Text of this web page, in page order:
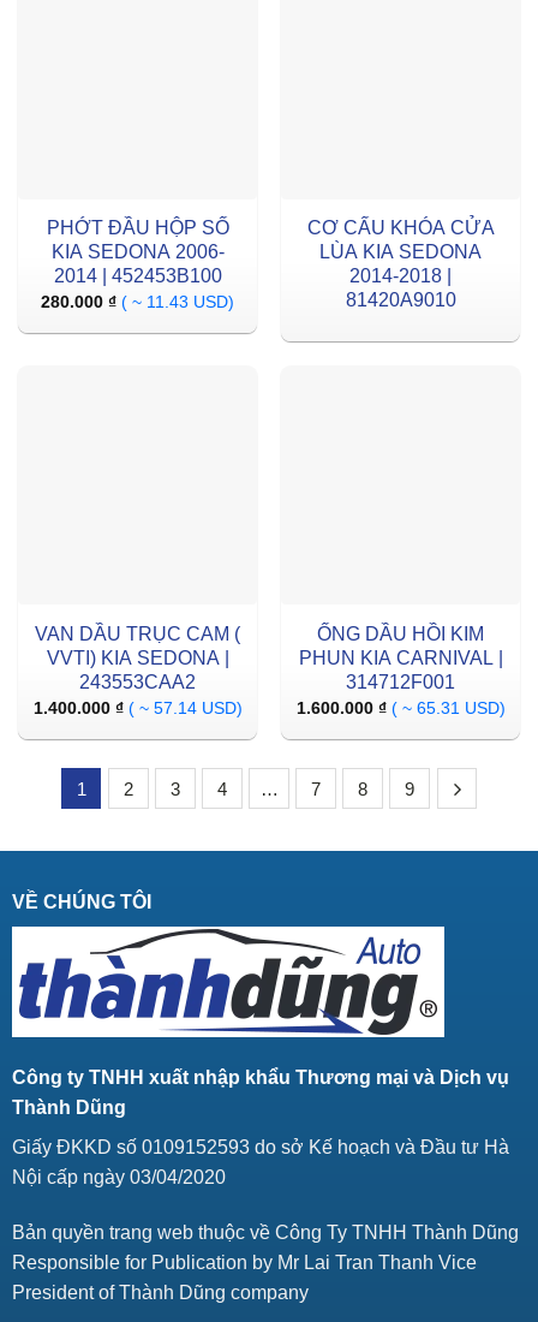
PHỚT ĐẦU HỘP SỐ
KIA SEDONA 2006-
2014 | 452453B100
280.000 ₫ ( ~ 11.43 USD)
CƠ CẤU KHÓA CỬA
LÙA KIA SEDONA
2014-2018 |
81420A9010
VAN DẦU TRỤC CAM (
VVTI) KIA SEDONA |
243553CAA2
1.400.000 ₫ ( ~ 57.14 USD)
ỐNG DẦU HỒI KIM
PHUN KIA CARNIVAL |
314712F001
1.600.000 ₫ ( ~ 65.31 USD)
1 2 3 4 … 7 8 9
VỀ CHÚNG TÔI
Công ty TNHH xuất nhập khẩu Thương mại và Dịch vụ
Thành Dũng
Giấy ĐKKD số 0109152593 do sở Kế hoạch và Đầu tư Hà
Nội cấp ngày 03/04/2020
Bản quyền trang web thuộc về Công Ty TNHH Thành Dũng
Responsible for Publication by Mr Lai Tran Thanh Vice
President of Thành Dũng company